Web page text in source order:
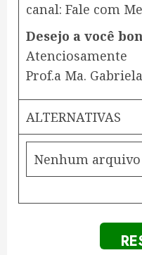
canal: Fale com
Desejo a você
Atenciosamente
Prof.a Ma.
ALTERNATIVAS
Nenhum